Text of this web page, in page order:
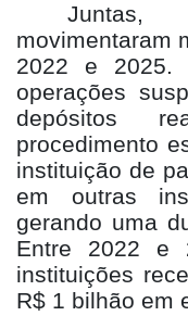
movimentaram
2022 e 2025.
operações
depósitos
procedimento
instituição de
em outras
gerando uma
Entre 2022 e
instituições
R$ 1 bilhão em